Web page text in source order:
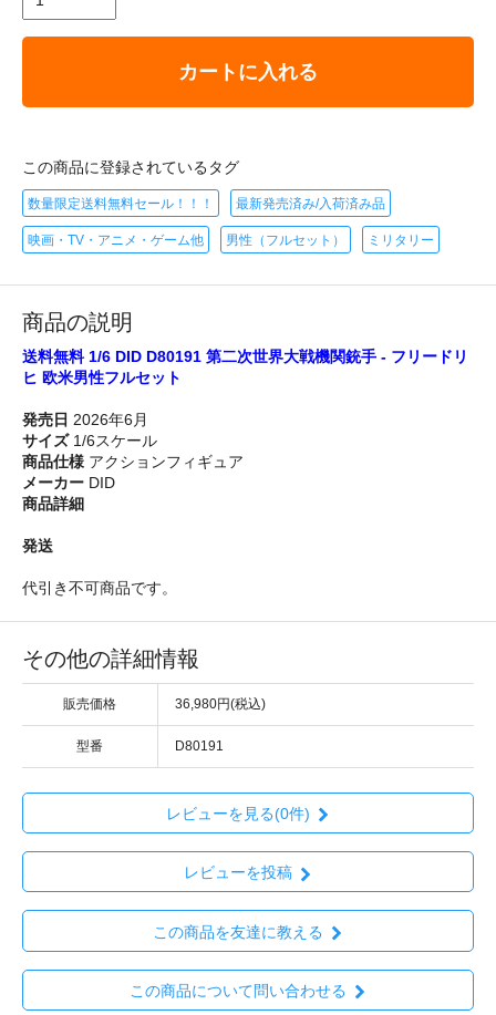
カートに入れる
この商品に登録されているタグ
数量限定送料無料セール！！！ 最新発売済み/入荷済み品
映画・TV・アニメ・ゲーム他 男性（フルセット） ミリタリー
商品の説明
送料無料 1/6 DID D80191 第二次世界大戦機関銃手 - フリードリ
ヒ 欧米男性フルセット
発売日 2026年6月
サイズ1/6スケール
商品仕様 アクションフィギュア
メーカー DID
商品詳細
発送
代引き不可商品です。
その他の詳細情報
販売価格 36,980円(税込)
型番 D80191
レビューを見る(0件)
レビューを投稿
この商品を友達に教える
この商品について問い合わせる